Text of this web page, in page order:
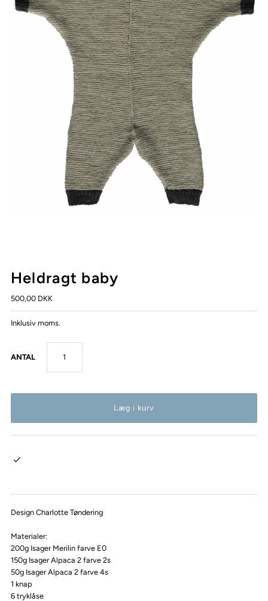
Heldragt baby
500,00 DKK
Inklusiv moms.
ANTAL
Design Charlotte Tøndering
Materialer:
200g Isager Merilin farve E0
150g Isager Alpaca 2 farve 2s
50g Isager Alpaca 2 farve 4s
1 knap
6 tryklåse